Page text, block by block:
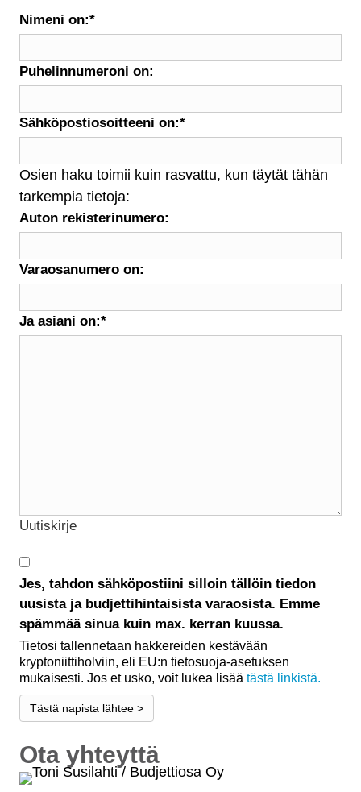
Nimeni on:*
Puhelinnumeroni on:
Sähköpostiosoitteeni on:*
Osien haku toimii kuin rasvattu, kun täytät tähän
tarkempia tietoja:
Auton rekisterinumero:
Varaosanumero on:
Ja asiani on:*
Uutiskirje
Jes, tahdon sähköpostiini silloin tällöin tiedon
uusista ja budjettihintaisista varaosista. Emme
spämmää sinua kuin max. kerran kuussa.
Tietosi tallennetaan hakkereiden kestävään
kryptoniittiholviin, eli EU:n tietosuoja-asetuksen
mukaisesti. Jos et usko, voit lukea lisää tästä linkistä.
Tästä napista lähtee >
Ota yhteyttä